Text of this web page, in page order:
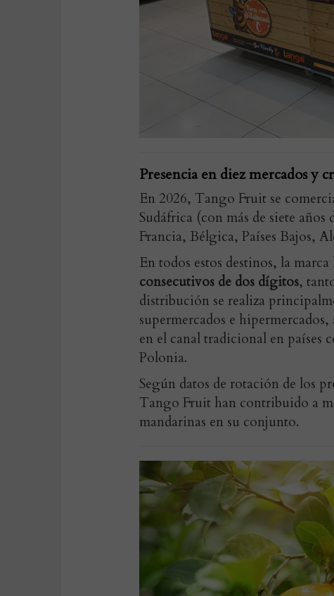
Presencia en diez mercados y
En 2026, Tango Fruit se
Sudáfrica (con más de siete
Francia, Bélgica, Países Bajos,
En todos estos destinos, la
consecutivos de dos dígitos,
distribución se realiza
supermercados e
en el canal tradicional en países
Polonia.
Según datos de rotación de los
Tango Fruit han contribuido a
mandarinas en su conjunto.